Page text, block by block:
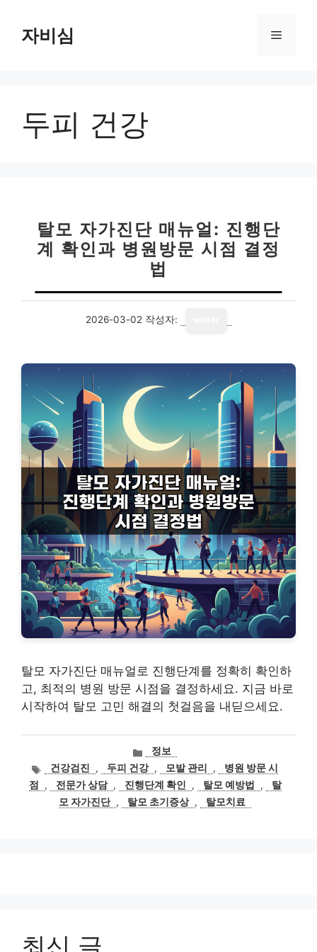
자비심 메
두피 건강
탈모 자가진단 매뉴얼: 진행단
계 확인과 병원방문 시점 결정
법
2026-03-02 작성자:
탈모 자가진단 매뉴얼로 진행단계를 정확히 확인하
고, 최적의 병원 방문 시점을 결정하세요. 지금 바로
시작하여 탈모 고민 해결의 첫걸음을 내딛으세요.
카
테
고
리
정보
태건강검진 , 두피 건강 , 모발 관리 ,
병원 방문 시
점
, 전문가 상담 , 진행단계 확인 , 탈모 예방법 ,
탈
모 자가진단 , 탈모 초기증상 , 탈모치료
최신 글